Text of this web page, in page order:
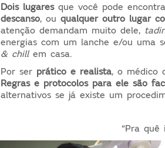
Dois lugares que você pode
descanso, ouqualquer outro lugar
atenção demandam muito dele,
energias com um lanche e/ou uma
& chillem casa.
Por ser prático e realista,o médico
Regras e protocolos para ele são
alternativos se já existe um
“Pra quê